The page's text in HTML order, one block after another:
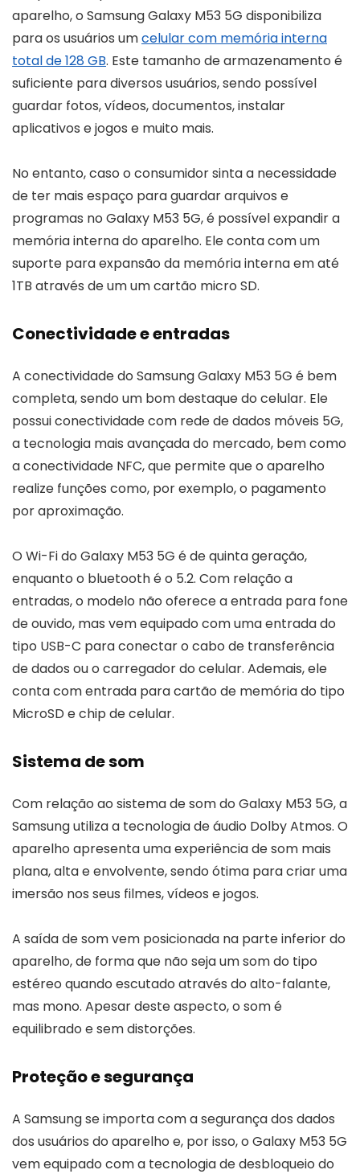
aparelho, o Samsung Galaxy M53 5G disponibiliza
para os usuários umcelular com memória interna
total de 128 GB. Este tamanho de armazenamento é
suficiente para diversos usuários, sendo possível
guardar fotos, vídeos, documentos, instalar
aplicativos e jogos e muito mais.
No entanto, caso o consumidor sinta a necessidade
de ter mais espaço para guardar arquivos e
programas no Galaxy M53 5G, é possível expandir a
memória interna do aparelho. Ele conta com um
suporte para expansão da memória interna em até
1TB através de um um cartão micro SD.
Conectividade e entradas
A conectividade do Samsung Galaxy M53 5G é bem
completa, sendo um bom destaque do celular. Ele
possui conectividade com rede de dados móveis 5G,
a tecnologia mais avançada do mercado, bem como
a conectividade NFC, que permite que o aparelho
realize funções como, por exemplo, o pagamento
por aproximação.
O Wi-Fi do Galaxy M53 5G é de quinta geração,
enquanto o bluetooth é o 5.2. Com relação a
entradas, o modelo não oferece a entrada para fone
de ouvido, mas vem equipado com uma entrada do
tipo USB-C para conectar o cabo de transferência
de dados ou o carregador do celular. Ademais, ele
conta com entrada para cartão de memória do tipo
MicroSD e chip de celular.
Sistema de som
Com relação ao sistema de som do Galaxy M53 5G, a
Samsung utiliza a tecnologia de áudio Dolby Atmos. O
aparelho apresenta uma experiência de som mais
plana, alta e envolvente, sendo ótima para criar uma
imersão nos seus filmes, vídeos e jogos.
A saída de som vem posicionada na parte inferior do
aparelho, de forma que não seja um som do tipo
estéreo quando escutado através do alto-falante,
mas mono. Apesar deste aspecto, o som é
equilibrado e sem distorções.
Proteção e segurança
A Samsung se importa com a segurança dos dados
dos usuários do aparelho e, por isso, o Galaxy M53 5G
vem equipado com a tecnologia de desbloqueio do